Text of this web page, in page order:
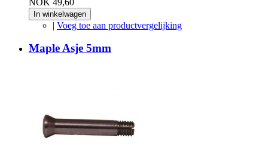
In winkelwagen
| Voeg toe aan productvergelijking
Maple Asje 5mm